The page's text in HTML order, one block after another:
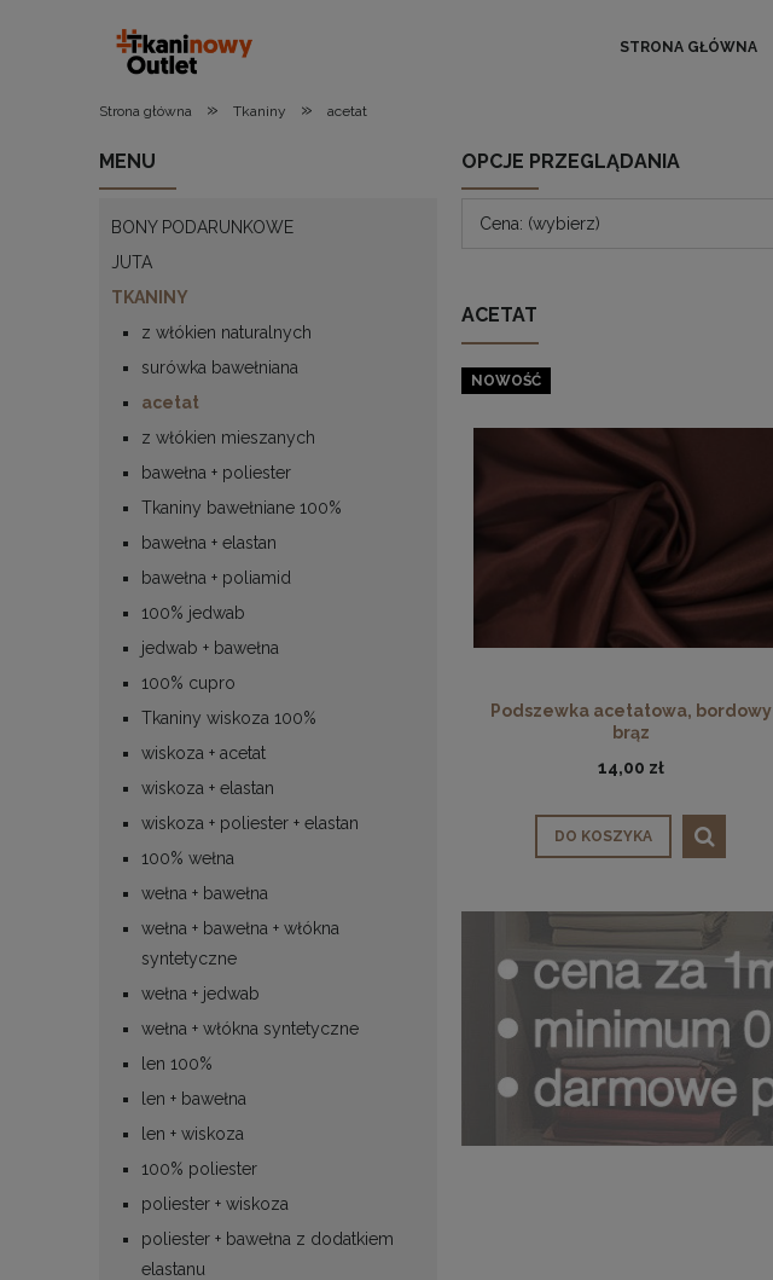
STRONA GŁÓWNA
Strona główna » Tkaniny » acetat
MENU
BONY PODARUNKOWE
JUTA
TKANINY
z włókien naturalnych
surówka bawełniana
acetat
z włókien mieszanych
bawełna + poliester
Tkaniny bawełniane 100%
bawełna + elastan
bawełna + poliamid
100% jedwab
jedwab + bawełna
100% cupro
Tkaniny wiskoza 100%
wiskoza + acetat
wiskoza + elastan
wiskoza + poliester + elastan
100% wełna
wełna + bawełna
wełna + bawełna + włókna
syntetyczne
wełna + jedwab
wełna + włókna syntetyczne
len 100%
len + bawełna
len + wiskoza
100% poliester
poliester + wiskoza
poliester + bawełna z dodatkiem
elastanu
OPCJE PRZEGLĄDANIA
Cena: (wybierz)
ACETAT
Podszewka acetatowa, bordowy
brąz
14,00 zł
DO KOSZYKA
NOWOŚĆ